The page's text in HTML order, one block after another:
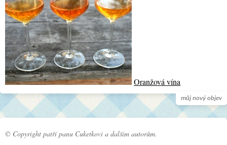
můj nový objev
Oranžová vína
© Copyright patří panu Cuketkovi a dalším autorům.